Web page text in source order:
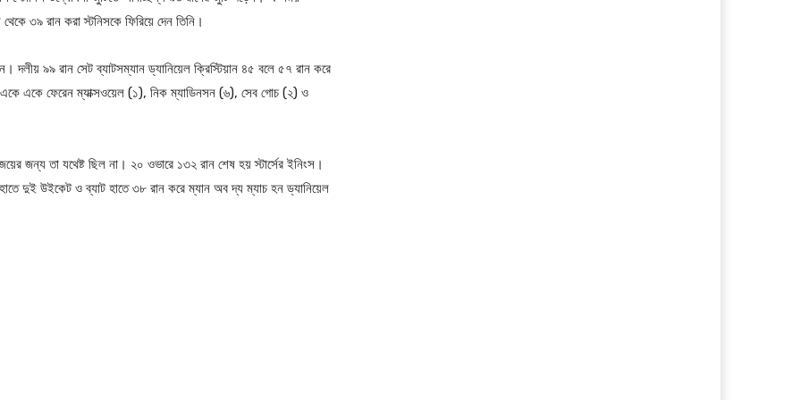
৩৯ রান করা স্টনিসকে ফিরিয়ে দেন তিনি।
দলীয় ৯৯ রান সেট ব্যাটসম্যান ড্যানিয়েল ক্রিস্টিয়ান ৪৫ বলে ৫৭ রান করে
একে একে ফেরেন ম্যাক্সওয়েল (১), নিক ম্যাডিনসন (৬), সেব গোচ (২) ও
জন্য তা যথেষ্ট ছিল না। ২০ ওভারে ১৩২ রান শেষ হয় স্টার্সের ইনিংস।
দুই উইকেট ও ব্যাট হাতে ৩৮ রান করে ম্যান অব দ্য ম্যাচ হন ড্যানিয়েল